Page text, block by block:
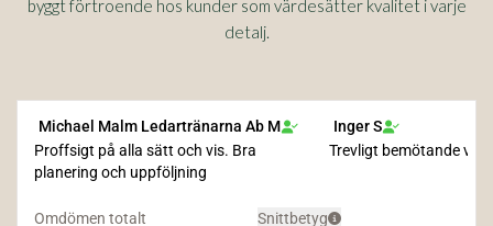
byggt förtroende hos kunder som värdesätter kvalitet i varje
detalj.